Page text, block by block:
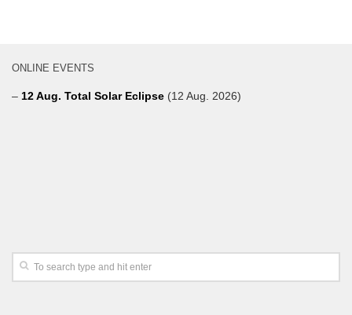
ONLINE EVENTS
– 12 Aug. Total Solar Eclipse (12 Aug. 2026)